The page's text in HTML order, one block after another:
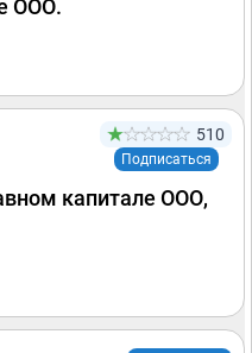
ООО.
510
Подписаться
капитале ООО,